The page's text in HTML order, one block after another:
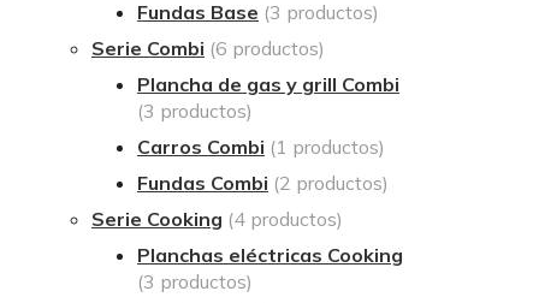
Fundas Base (3 productos)
Serie Combi (6 productos)
Plancha de gas y grill Combi
(3 productos)
Carros Combi (1 productos)
Fundas Combi (2 productos)
Serie Cooking (4 productos)
Planchas eléctricas Cooking
(3 productos)